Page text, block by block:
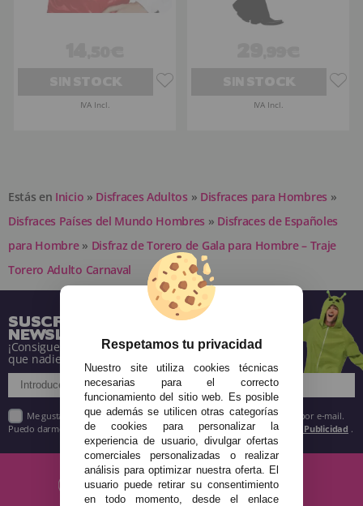
IVA Incl. IVA Incl.
Estás en Inicio » Disfraces Adultos » Disfraces para Hombres »
Disfraces Países del Mundo Hombres » Disfraces de Españoles
para Hombre » Disfraz de Torero de Gala para Hombre – Traje
Torero Adulto Carnaval
SUSCRÍBETE A NUESTRA
NEWSLETTER
¡Consigue descuentos y entérate de todo antes
que nadie!
Me gustaría recibir descuentos exclusivos, novedades y tendencias por e-mail.
Puedo darme de baja cuando quiera según lo recogido en la Política de Publicidad .
Respetamos tu privacidad
Nuestro site utiliza cookies técnicas
necesarias para el correcto
funcionamiento del sitio web. Es posible
que además se utilicen otras categorías
de cookies para personalizar la
experiencia de usuario, divulgar ofertas
comerciales personalizadas o realizar
análisis para optimizar nuestra oferta. El
usuario puede retirar su consentimiento
en todo momento, desde el enlace